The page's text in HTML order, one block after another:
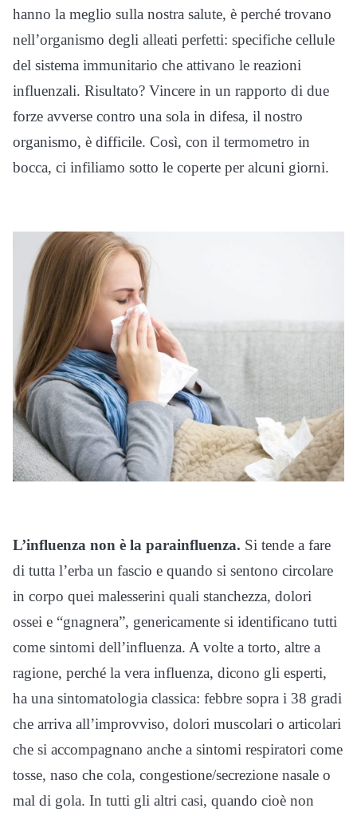
hanno la meglio sulla nostra salute, è perché trovano
nell’organismo degli alleati perfetti: specifiche cellule
del sistema immunitario che attivano le reazioni
influenzali. Risultato? Vincere in un rapporto di due
forze avverse contro una sola in difesa, il nostro
organismo, è difficile. Così, con il termometro in
bocca, ci infiliamo sotto le coperte per alcuni giorni.
L’influenza non è la parainfluenza. Si tende a fare
di tutta l’erba un fascio e quando si sentono circolare
in corpo quei malesserini quali stanchezza, dolori
ossei e “gnagnera”, genericamente si identificano tutti
come sintomi dell’influenza. A volte a torto, altre a
ragione, perché la vera influenza, dicono gli esperti,
ha una sintomatologia classica: febbre sopra i 38 gradi
che arriva all’improvviso, dolori muscolari o articolari
che si accompagnano anche a sintomi respiratori come
tosse, naso che cola, congestione/secrezione nasale o
mal di gola. In tutti gli altri casi, quando cioè non